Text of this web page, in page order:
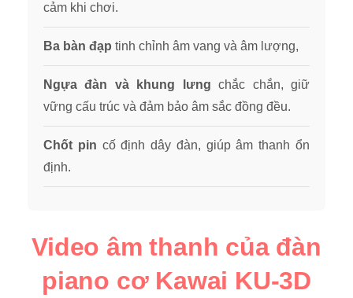
cảm khi chơi.
Ba bàn đạp tinh chỉnh âm vang và âm lượng,
Ngựa đàn và khung lưng chắc chắn, giữ
vững cấu trúc và đảm bảo âm sắc đồng đều.
Chốt pin cố định dây đàn, giúp âm thanh ổn
định.
Video âm thanh của đàn
piano cơ Kawai KU-3D